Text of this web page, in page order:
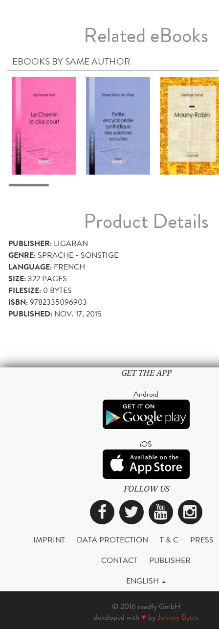
Related eBooks
EBOOKS BY SAME AUTHOR
Product Details
PUBLISHER: LIGARAN
GENRE: SPRACHE - SONSTIGE
LANGUAGE: FRENCH
SIZE:322 PAGES
FILESIZE: 0 BYTES
ISBN:9782335096903
PUBLISHED: NOV. 17, 2015
GET THE APP
Android
iOS
FOLLOW US
Facebook
Twitter
IMPRINT DATA PROTECTION T & C
PRESS
CONTACT
PUBLISHER
ENGLISH
© 2016 readfy GmbH
developed with ♥ byJohnny Bytes